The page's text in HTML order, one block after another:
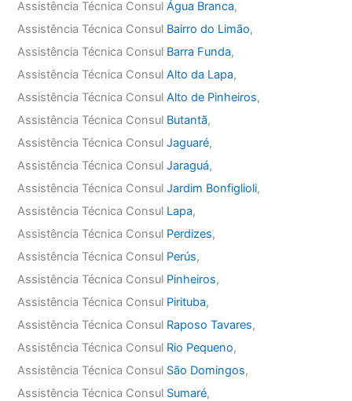
Assistência Técnica ConsulÁgua Branca,
Assistência Técnica Consul Bairro do Limão,
Assistência Técnica Consul Barra Funda,
Assistência Técnica ConsulAlto da Lapa,
Assistência Técnica ConsulAlto de Pinheiros,
Assistência Técnica Consul Butantã,
Assistência Técnica ConsulJaguaré,
Assistência Técnica ConsulJaraguá,
Assistência Técnica ConsulJardim Bonfiglioli,
Assistência Técnica Consul Lapa,
Assistência Técnica Consul Perdizes,
Assistência Técnica Consul Perús,
Assistência Técnica Consul Pinheiros,
Assistência Técnica Consul Pirituba,
Assistência Técnica Consul Raposo Tavares,
Assistência Técnica Consul Rio Pequeno,
Assistência Técnica Consul São Domingos,
Assistência Técnica Consul Sumaré,